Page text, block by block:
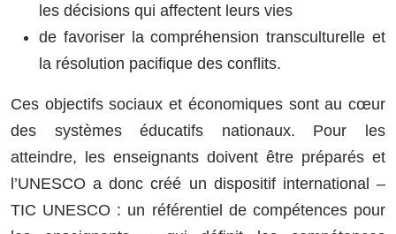
les décisions qui affectent leurs vies
de favoriser la compréhension transculturelle et
la résolution pacifique des conflits.
Ces objectifs sociaux et économiques sont au cœur
des systèmes éducatifs nationaux. Pour les
atteindre, les enseignants doivent être préparés et
l’UNESCO a donc créé un dispositif international –
TIC UNESCO : un référentiel de compétences pour